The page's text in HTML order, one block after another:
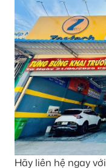
Hãy liên hệ ngay với